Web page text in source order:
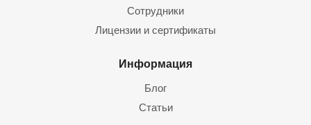
Сотрудники
Лицензии и сертификаты
Информация
Блог
Статьи